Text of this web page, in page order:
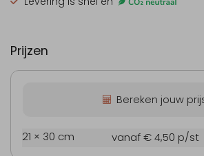
Prijzen
Bereken jouw
21 × 30 cm vanaf € 4,50 p/st